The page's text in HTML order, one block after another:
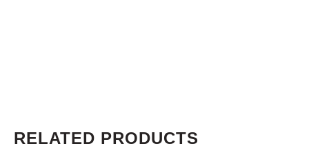
RELATED PRODUCTS